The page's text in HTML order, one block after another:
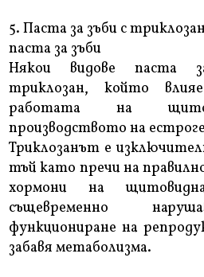
5. Паста за зъби с
паста за зъби
Някои видове паста
триклозан, който
работата на
производството на
Триклозанът е
тъй като пречи на
хормони на
същевременно
функциониране на
забавя метаболизма.